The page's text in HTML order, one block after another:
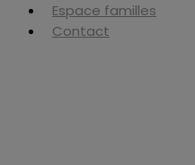
Espace familles
Contact